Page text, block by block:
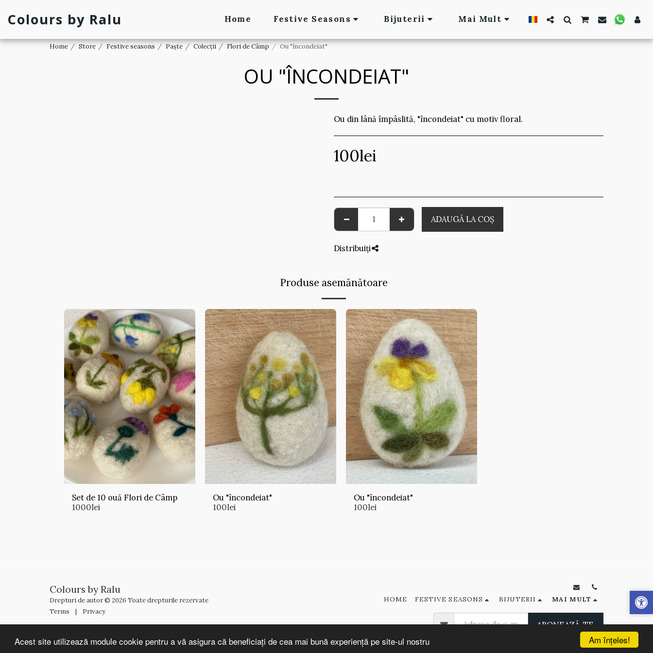
Am înţeles!
Acest site utilizează module cookie pentru a vă asigura că beneficiați de cea mai bună experiență pe site-ul nostru
Colours by Ralu Home Festive Seasons Bijuterii Mai Mult
Home Store Festive seasons Paște Colecții Flori de Câmp Ou "încondeiat"
OU "ÎNCONDEIAT"
Ou din lână împâslită, "încondeiat" cu motiv floral.
100lei
ADAUGĂ LA COŞ
Distribuiți
Produse asemănătoare
Set de 10 ouă Flori de Câmp
1000lei
Ou "încondeiat"
100lei
Ou "încondeiat"
100lei
Colours by Ralu
Drepturi de autor © 2026 Toate drepturile rezervate
Terms | Privacy
HOME FESTIVE SEASONS BIJUTERII MAI MULT
ABONEAZĂ-TE